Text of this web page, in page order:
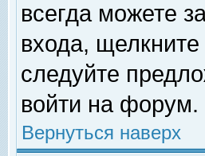
всегда можете
входа,
следуйте
войти на форум.
Вернуться наверх